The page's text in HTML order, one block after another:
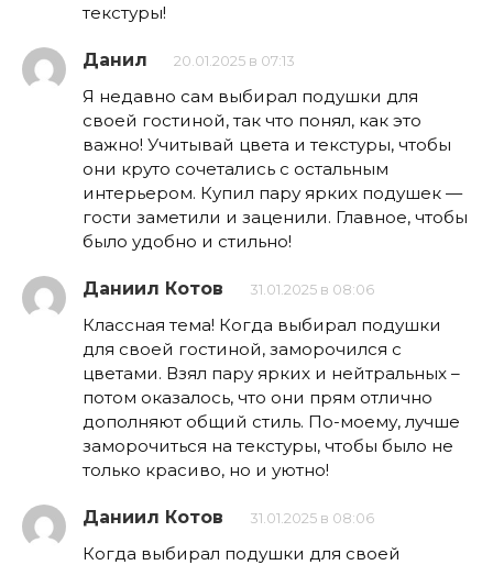
текстуры!
Данил 20.01.2025 в 07:13
Я недавно сам выбирал подушки для
своей гостиной, так что понял, как это
важно! Учитывай цвета и текстуры, чтобы
они круто сочетались с остальным
интерьером. Купил пару ярких подушек —
гости заметили и заценили. Главное, чтобы
было удобно и стильно!
Даниил Котов 31.01.2025 в 08:06
Классная тема! Когда выбирал подушки
для своей гостиной, заморочился с
цветами. Взял пару ярких и нейтральных –
потом оказалось, что они прям отлично
дополняют общий стиль. По-моему, лучше
заморочиться на текстуры, чтобы было не
только красиво, но и уютно!
Даниил Котов 31.01.2025 в 08:06
Когда выбирал подушки для своей